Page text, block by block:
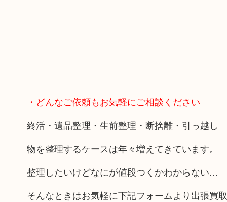
・どんなご依頼もお気軽にご相談ください
終活・遺品整理・生前整理・断捨離・引っ越し
物を整理するケースは年々増えてきています。
整理したいけどなにが値段つくかわからない…
そんなときはお気軽に下記フォームより出張買